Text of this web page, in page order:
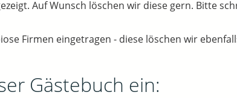
Auf Wunsch löschen wir diese gern. Bitte
Firmen eingetragen - diese löschen wir
Gästebuch ein: